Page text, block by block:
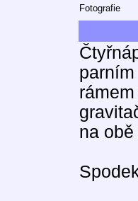
Fotografie
na